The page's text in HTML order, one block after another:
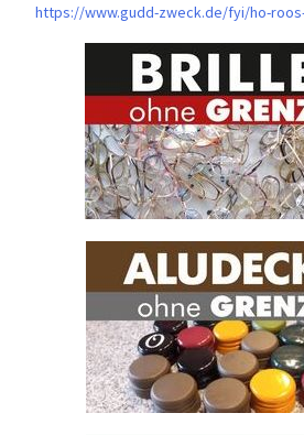
https://www.gudd-zweck.de/fyi/ho-